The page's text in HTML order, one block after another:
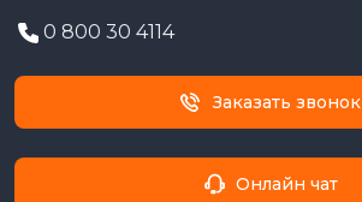
0 800 30 4114
Заказать звонок
Онлайн чат